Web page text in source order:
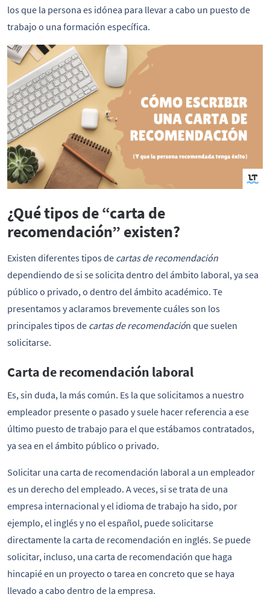
los que la persona es idónea para llevar a cabo un puesto de
trabajo o una formación específica.
¿Qué tipos de “carta de
recomendación” existen?
Existen diferentes tipos de cartas de recomendación
dependiendo de si se solicita dentro del ámbito laboral, ya sea
público o privado, o dentro del ámbito académico. Te
presentamos y aclaramos brevemente cuáles son los
principales tipos de cartas de recomendación que suelen
solicitarse.
Carta de recomendación laboral
Es, sin duda, la más común. Es la que solicitamos a nuestro
empleador presente o pasado y suele hacer referencia a ese
último puesto de trabajo para el que estábamos contratados,
ya sea en el ámbito público o privado.
Solicitar una carta de recomendación laboral a un empleador
es un derecho del empleado. A veces, si se trata de una
empresa internacional y el idioma de trabajo ha sido, por
ejemplo, el inglés y no el español, puede solicitarse
directamente la carta de recomendación en inglés. Se puede
solicitar, incluso, una carta de recomendación que haga
hincapié en un proyecto o tarea en concreto que se haya
llevado a cabo dentro de la empresa.